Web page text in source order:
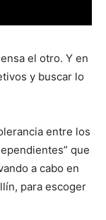
el otro. Y en
y buscar lo
entre los
que
a cabo en
para escoger